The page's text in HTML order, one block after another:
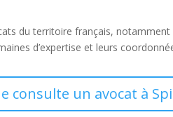
du territoire français,
d’expertise et leurs
consulte un avocat à